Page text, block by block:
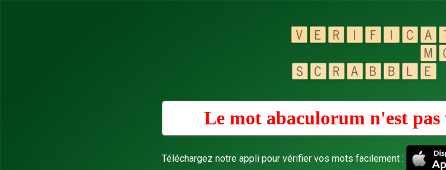
Le mot abaculorum n'est pas
Téléchargez notre appli pour vérifier vos mots facilement :